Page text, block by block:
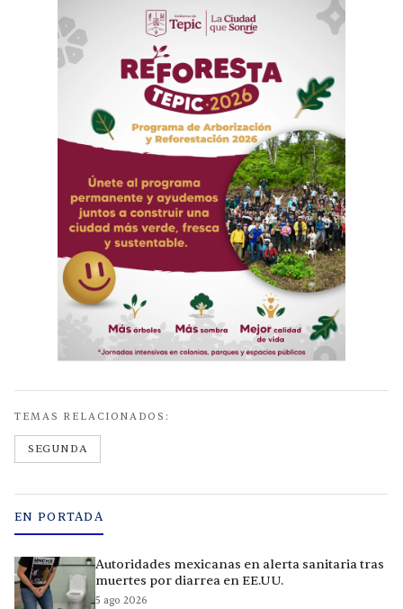
TEMAS RELACIONADOS:
SEGUNDA
EN PORTADA
Autoridades mexicanas en alerta sanitaria tras
muertes por diarrea en EE.UU.
5 ago 2026